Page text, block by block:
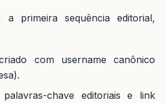
primeira sequência editorial,
com username canônico
chave editoriais e link